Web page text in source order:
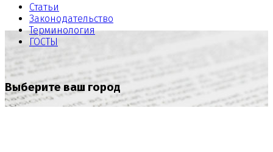
Статьи
Законодательство
Терминология
ГОСТЫ
Выберите ваш город